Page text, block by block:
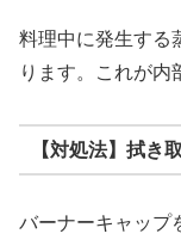
料理中に発生する
ります。これが内
【対処法】拭き
バーナーキャップ